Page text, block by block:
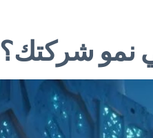
نمو شركتك؟